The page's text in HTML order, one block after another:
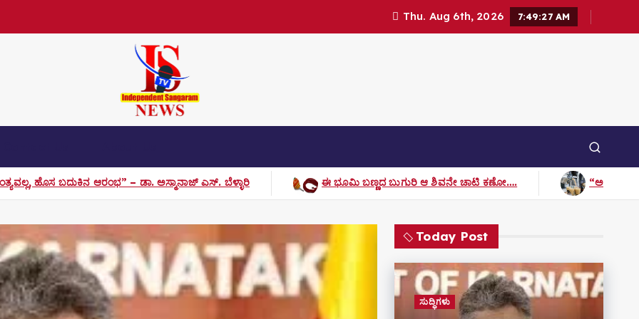
Thu. Aug 6th, 2026 7:49:29 AM
– ಡಾ. ಅಸ್ಮಾನಾಜ್ ಎಸ್. ಬೆಳ್ಳಾರಿ ಈ ಭೂಮಿ ಬಣ್ಣದ ಬುಗುರಿ ಆ ಶಿವನೇ ಚಾಟಿ ಕಣೋ…. “ಅಮ್ಮನ ಟೀ ಸ್ಟಾಲ್” ಕಥೆ
Today Post
ಸುದ್ಧಿಗಳು